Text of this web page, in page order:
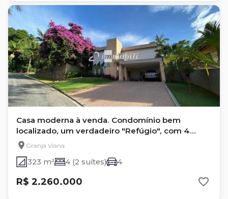
Casa moderna à venda. Condomínio bem
localizado, um verdadeiro "Refúgio", com 4
quartos na Granja Viana
Granja Viana
323 m² 4 (2 suítes) 4
R$ 2.260.000